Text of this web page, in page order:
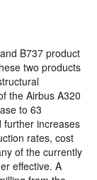
B737 product
two products
the Airbus A320
to 63
further increases
rates, cost
of the currently
effective. A